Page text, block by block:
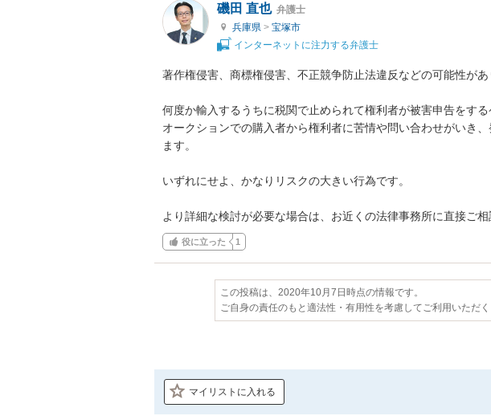
磯田 直也 弁護士
兵庫県 > 宝塚市
インターネットに注力する弁護士
著作権侵害、商標権侵害、不正競争防止法違反などの可能性があ
何度か輸入するうちに税関で止められて権利者が被害申告をする
オークションでの購入者から権利者に苦情や問い合わせがいき
ます。
いずれにせよ、かなりリスクの大きい行為です。
より詳細な検討が必要な場合は、お近くの法律事務所に直接ご相
役に立った 1
この投稿は、2020年10月7日時点の情報です。
ご自身の責任のもと適法性・有用性を考慮してご利用いただく
マイリストに入れる